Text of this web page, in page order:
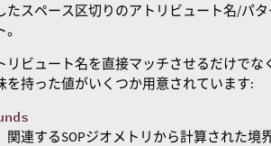
たスペース区切りのアトリビュート名/パ
リビュート名を直接マッチさせるだけでな
を持った値がいくつか用意されています:
関連するSOPジオメトリから計算された境